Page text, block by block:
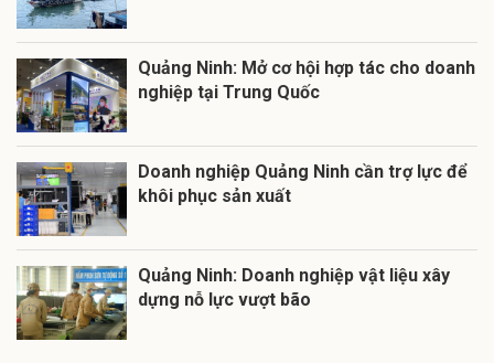
Quảng Ninh: Mở cơ hội hợp tác cho doanh
nghiệp tại Trung Quốc
Doanh nghiệp Quảng Ninh cần trợ lực để
khôi phục sản xuất
Quảng Ninh: Doanh nghiệp vật liệu xây
dựng nỗ lực vượt bão